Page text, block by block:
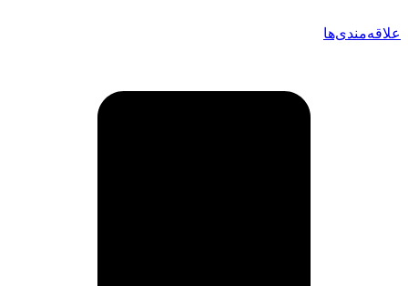
علاقه‌مندی‌ها